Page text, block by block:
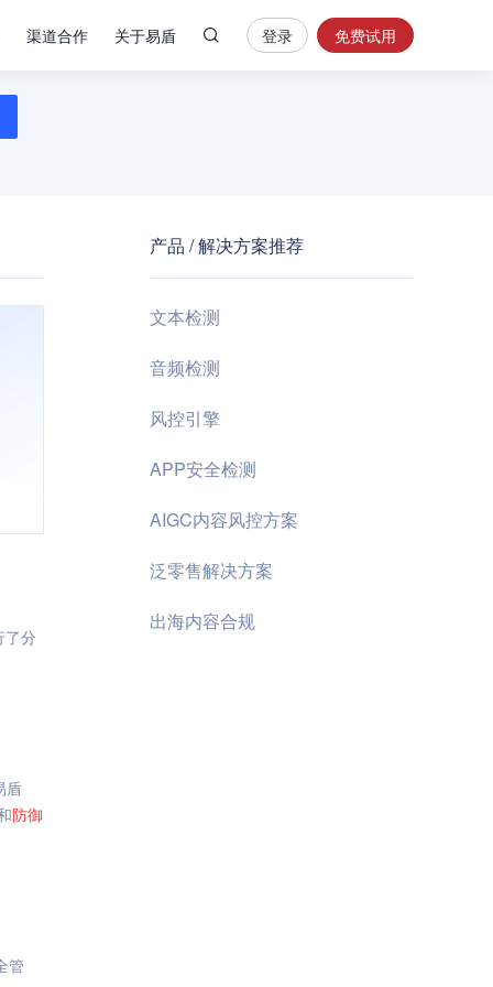
渠道合作 关于易盾
安
全
控
登录 免费试用
了分
盾
防御
管
产品 / 解决方案推荐
文本检测
音频检测
风控引擎
APP安全检测
AIGC内容风控方案
泛零售解决方案
出海内容合规